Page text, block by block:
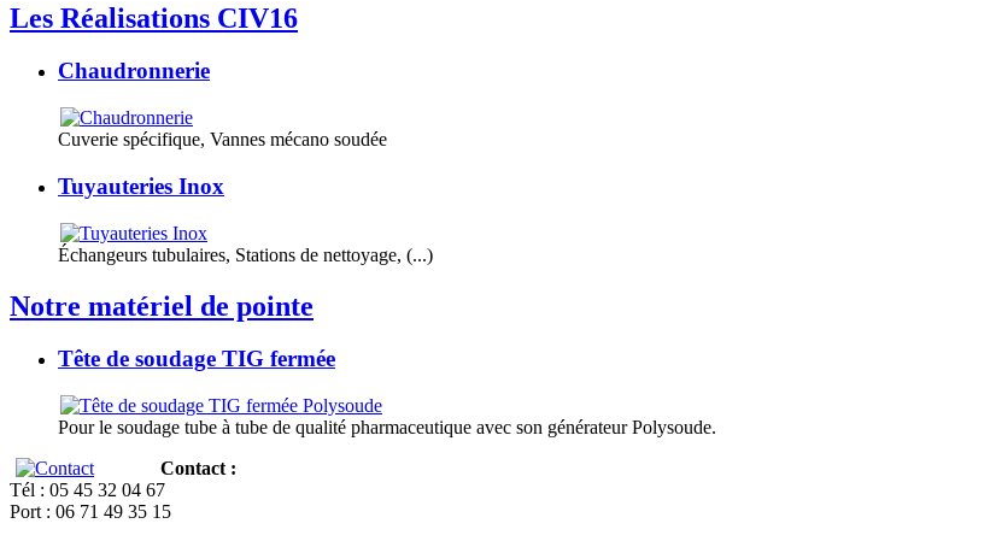
Les Réalisations CIV16
Chaudronnerie
Cuverie spécifique, Vannes mécano soudée
Tuyauteries Inox
Échangeurs tubulaires, Stations de nettoyage, (...)
Notre matériel de pointe
Tête de soudage TIG fermée
Pour le soudage tube à tube de qualité pharmaceutique avec son générateur Polysoude.
Contact :
Tél : 05 45 32 04 67
Port : 06 71 49 35 15